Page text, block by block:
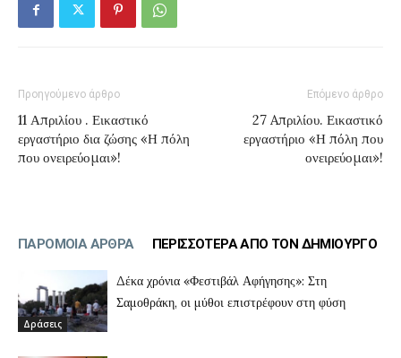
Προηγούμενο άρθρο
11 Απριλίου . Εικαστικό
εργαστήριο δια ζώσης «Η πόλη
που ονειρεύομαι»!
Επόμενο άρθρο
27 Aπριλίου. Εικαστικό
εργαστήριο «Η πόλη που
ονειρεύομαι»!
ΠΑΡΟΜΟΙΑ ΑΡΘΡΑ ΠΕΡΙΣΣΟΤΕΡΑ ΑΠΟ ΤΟΝ ΔΗΜΙΟΥΡΓΟ
Δράσεις
Δέκα χρόνια «Φεστιβάλ Αφήγησης»: Στη
Σαμοθράκη, οι μύθοι επιστρέφουν στη φύση